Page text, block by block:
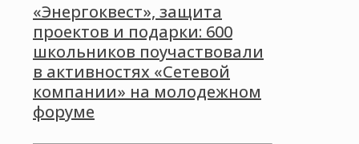
«Энергоквест», защита
проектов и подарки: 600
школьников поучаствовали
в активностях «Сетевой
компании» на молодежном
форуме